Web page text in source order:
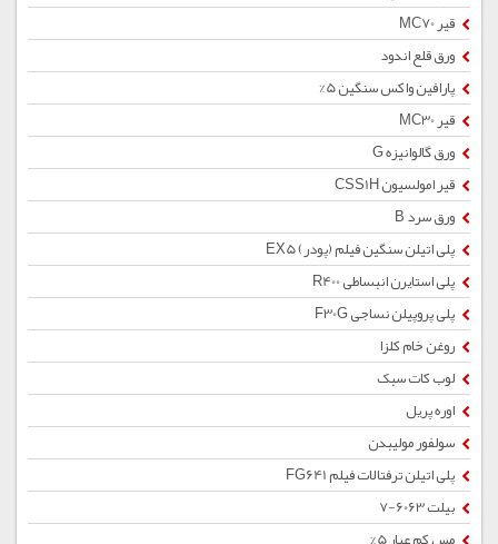
قیر MC70
ورق قلع اندود
پارافین واکس سنگین 5%
قیر MC30
ورق گالوانیزه G
قیر امولسیون CSS1H
ورق سرد B
پلی اتیلن سنگین فیلم (پودر) EX5
پلی استایرن انبساطی R400
پلی پروپیلن نساجی F30G
روغن خام کلزا
لوب کات سبک
اوره پریل
سولفور مولیبدن
پلی اتیلن ترفتالات فیلم FG641
بیلت 6063-7